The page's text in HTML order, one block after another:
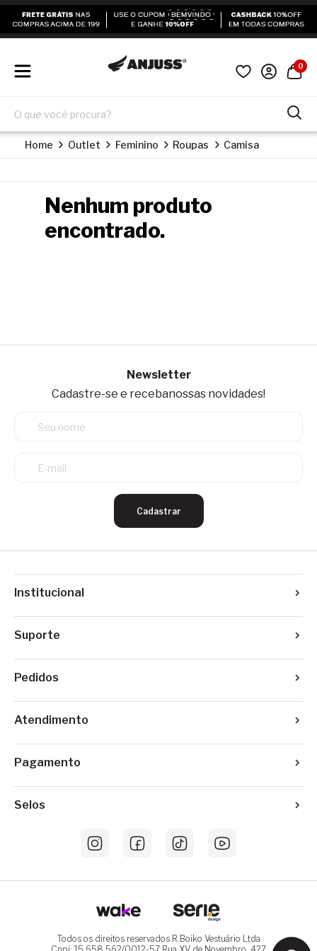
0
Home Outlet Feminino Roupas Camisa
Nenhum produto
encontrado.
Newsletter
Cadastre-se e recebanossas novidades!
Cadastrar
Institucional
Suporte
Pedidos
Atendimento
Pagamento
Selos
Todos os direitos reservados R.Boiko Vestuário Ltda